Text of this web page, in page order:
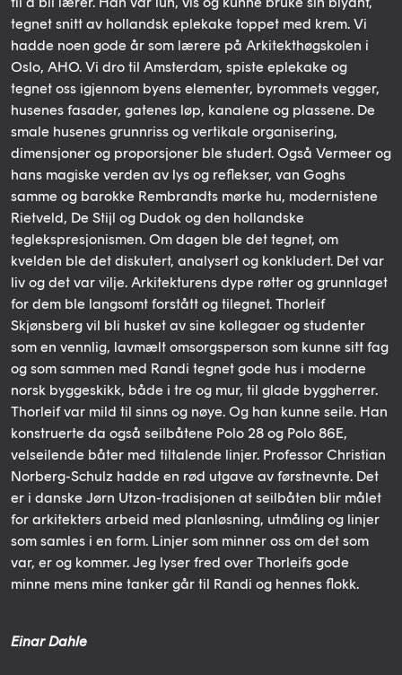
tegnet snitt av hollandsk eplekake toppet med krem. Vi
hadde noen gode år som lærere på Arkitekthøgskolen i
Oslo, AHO. Vi dro til Amsterdam, spiste eplekake og
tegnet oss igjennom byens elementer, byrommets vegger,
husenes fasader, gatenes løp, kanalene og plassene. De
smale husenes grunnriss og vertikale organisering,
dimensjoner og proporsjoner ble studert. Også Vermeer og
hans magiske verden av lys og reflekser, van Goghs
samme og barokke Rembrandts mørke hu, modernistene
Rietveld, De Stijl og Dudok og den hollandske
teglekspresjonismen. Om dagen ble det tegnet, om
kvelden ble det diskutert, analysert og konkludert. Det var
liv og det var vilje. Arkitekturens dype røtter og grunnlaget
for dem ble langsomt forstått og tilegnet. Thorleif
Skjønsberg vil bli husket av sine kollegaer og studenter
som en vennlig, lavmælt omsorgsperson som kunne sitt fag
og som sammen med Randi tegnet gode hus i moderne
norsk byggeskikk, både i tre og mur, til glade byggherrer.
Thorleif var mild til sinns og nøye. Og han kunne seile. Han
konstruerte da også seilbåtene Polo 28 og Polo 86E,
velseilende båter med tiltalende linjer. Professor Christian
Norberg-Schulz hadde en rød utgave av førstnevnte. Det
er i danske Jørn Utzon-tradisjonen at seilbåten blir målet
for arkitekters arbeid med planløsning, utmåling og linjer
som samles i en form. Linjer som minner oss om det som
var, er og kommer. Jeg lyser fred over Thorleifs gode
minne mens mine tanker går til Randi og hennes flokk.
Einar Dahle